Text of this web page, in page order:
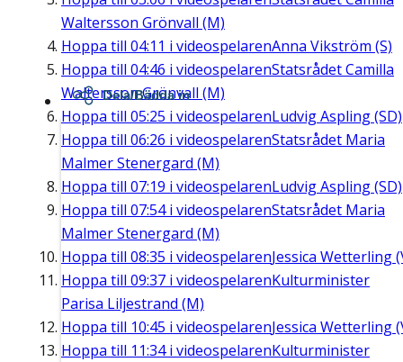
Waltersson Grönvall (M)
Hoppa till 04:11 i videospelarenAnna Vikström (S)
Hoppa till 04:46 i videospelarenStatsrådet Camilla
Waltersson Grönvall (M)
Hoppa till 05:25 i videospelarenLudvig Aspling (SD)
Hoppa till 06:26 i videospelarenStatsrådet Maria
Malmer Stenergard (M)
Hoppa till 07:19 i videospelarenLudvig Aspling (SD)
Hoppa till 07:54i videospelarenStatsrådet Maria
Malmer Stenergard (M)
Hoppa till 08:35 i videospelarenJessica Wetterling
Hoppa till 09:37 i videospelarenKulturminister
Parisa Liljestrand (M)
Hoppa till 10:45 i videospelarenJessica Wetterling
Hoppa till 11:34i videospelarenKulturminister
Dela/Bädda in